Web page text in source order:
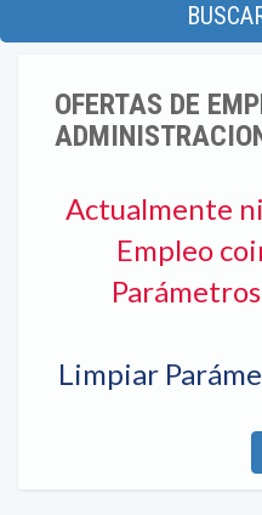
OFERTAS DE
Actualmente
Empleo
Limpiar